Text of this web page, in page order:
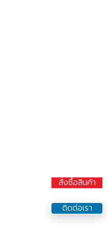
สั่งซื้อสินค้า
ติดต่อเรา